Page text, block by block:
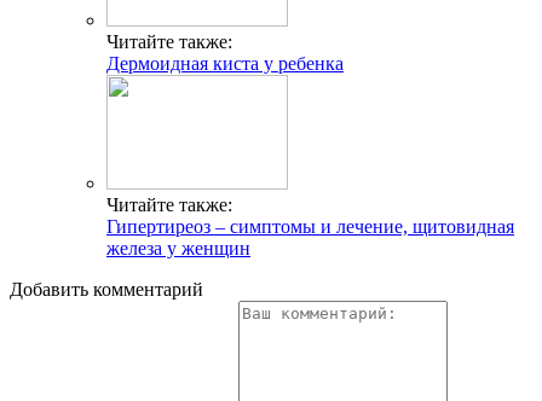
Читайте также:
Дермоидная киста у ребенка
Читайте также:
Гипертиреоз – симптомы и лечение, щитовидная
железа у женщин
Добавить комментарий